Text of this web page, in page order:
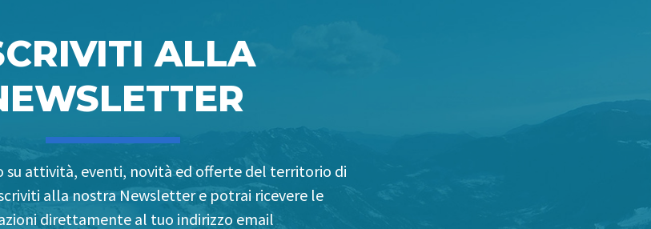
ALLA
su attività, eventi, novità ed offerte del territorio di
alla nostra Newsletter e potrai ricevere le
direttamente al tuo indirizzo email